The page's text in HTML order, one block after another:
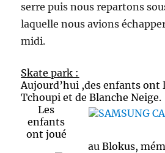
serre puis nous repartons
laquelle nous avions
midi.
Skate park :
Aujourd’hui ,des enfants ont
Tchoupi et de Blanche Neige.
Les
enfants
ont joué
au Blokus,